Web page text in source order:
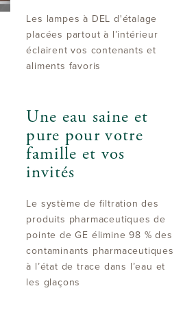
Les lampes à DEL d'étalage
placées partout à l’intérieur
éclairent vos contenants et
aliments favoris
Une eau saine et
pure pour votre
famille et vos
invités
Le système de filtration des
produits pharmaceutiques de
pointe de GE élimine 98 % des
contaminants pharmaceutiques
à l’état de trace dans l’eau et
les glaçons